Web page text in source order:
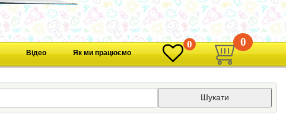
Відео Як ми працюємо
0 0
Шукати